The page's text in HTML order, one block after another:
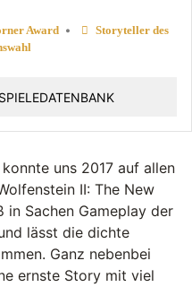
Award •
Storyteller des
SPIELEDATENBANK
uns 2017 auf allen
II: The New
in Sachen Gameplay der
lässt die dichte
Ganz nebenbei
ernste Story mit viel